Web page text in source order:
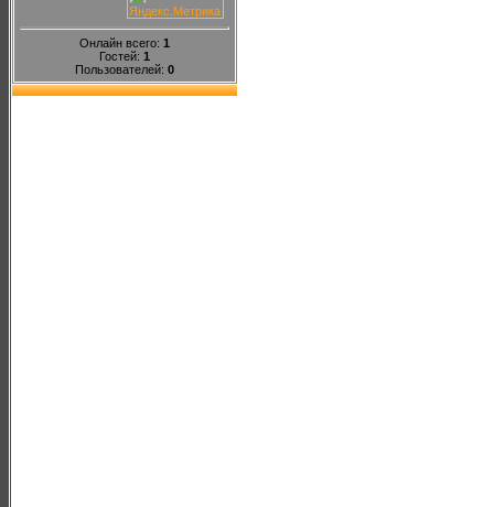
Онлайн всего: 1
Гостей: 1
Пользователей: 0